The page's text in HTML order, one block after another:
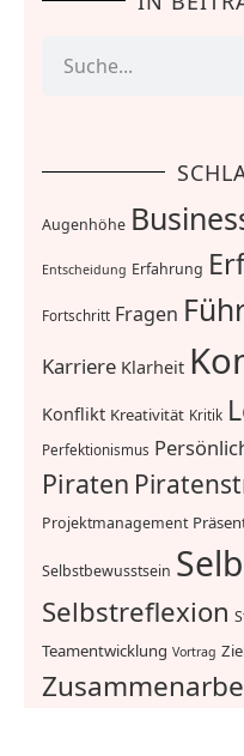
Augenhöhe
Entscheidung Erfahrung
Fortschritt Fragen
Karriere Klarheit
Konflikt Kreativität Kritik
Perfektionismus
Piraten
Projektmanagement
Selbstbewusstsein
Selbstreflexion
Teamentwicklung Vortrag